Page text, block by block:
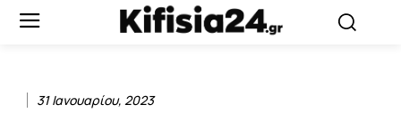
31 Ιανουαρίου, 2023